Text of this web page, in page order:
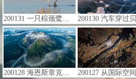
200131 一只棕颈鹭正在德索托堡公园里捕猎，佛罗里达州 (© Brian Lasenby/Getty Images) 200130 汽车穿过贝加尔湖冰面的鸟瞰图，俄罗斯 (© Amazing Aerial Agency/Offset)
200128 海恩斯章克申附近克鲁瓦尼国家公园中冰川和山脉的鸟瞰图，加拿大育空 (© Robert Postma/plainpicture) 200127 从国际空间站看纽约市 (© NASA Photo/Alamy)